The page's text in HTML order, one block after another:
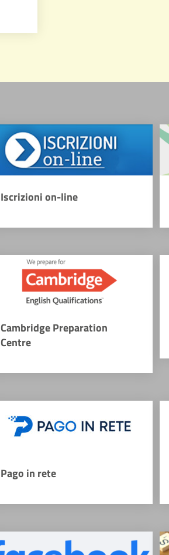
Iscrizioni on-line
Cambridge Preparation
Centre
Pago in rete